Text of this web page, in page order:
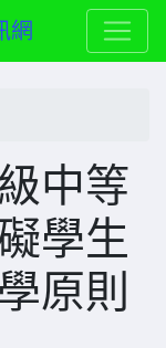
網
中等
學生
原則